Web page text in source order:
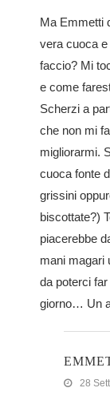
Ma Emmetti
vera cuoca
faccio? Mi
e come
Scherzi a
che non mi
migliorarmi.
cuoca fonte
grissini
biscottate?)
piacerebbe
mani magari
da poterci
giorno… Un
28